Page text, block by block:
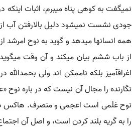
نمی‏گفت به کوهی پناه می‏برم، اثبات
جودی نشست نمی‏شود دلیل بالارفتن آب
همه انسانها می‏دهد و گوید به نوح امرشد
از باب ششم بیان می‏کند و آن وقت
اغراق‏آمیز بلکه ناممکن اند ولی
نگارنده را مجال آن نیست که در باره نوح
نوح عَلَمی است اعجمی و منصرف. هاکس
را به گریه بلند کردن است، و اصل آن